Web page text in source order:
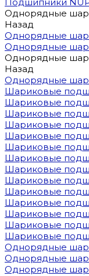
Однорядные
Назад
Однорядные
Однорядные
Однорядные
Назад
Однорядные
Шариковые
Шариковые
Шариковые
Шариковые
Шариковые
Шариковые
Шариковые
Шариковые
Шариковые
Шариковые
Шариковые
Шариковые
Шариковые
Шариковые
Однорядные
Однорядные
Однорядные